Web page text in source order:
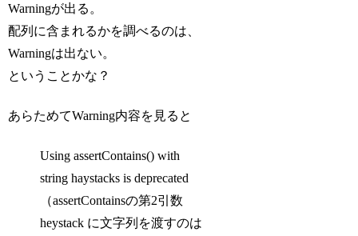
Warningが出る。
配列に含まれるかを調べるのは、
Warningは出ない。
ということかな？
あらためてWarning内容を見ると
Using assertContains() with
string haystacks is deprecated
（assertContainsの第2引数
heystack に文字列を渡すのは